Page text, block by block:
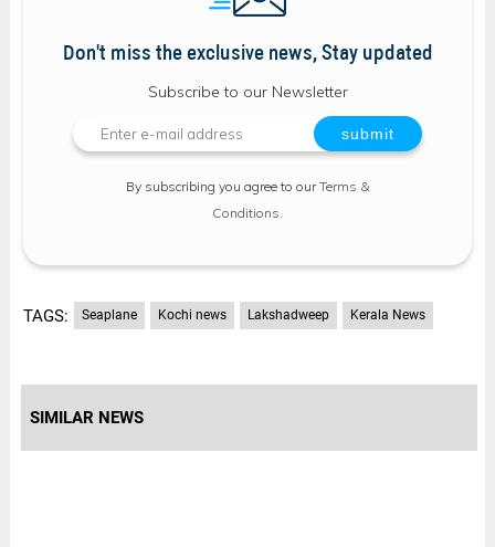
Don't miss the exclusive news, Stay updated
Subscribe to our Newsletter
By subscribing you agree to ourTerms &
Conditions
TAGS: Seaplane Kochi news Lakshadweep Kerala News
SIMILAR NEWS